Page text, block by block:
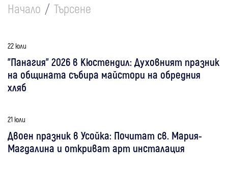
Начало Търсене
22 юли
"Панагия" 2026 в Кюстендил: Духовният празник
на общината събира майстори на обредния
хляб
21 юли
Двоен празник в Усойка: Почитат св. Мария-
Магдалина и откриват арт инсталация